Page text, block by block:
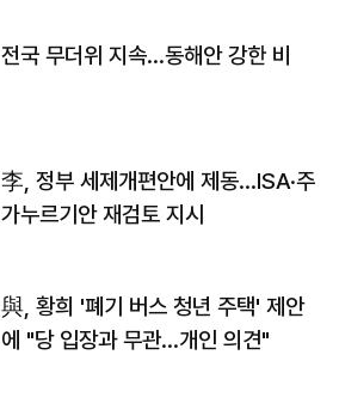
전국 무더위 지속…동해안 강한 비
李, 정부 세제개편안에 제동…ISA·주
가누르기안 재검토 지시
與, 황희 '폐기 버스 청년 주택' 제안
에 "당 입장과 무관…개인 의견"